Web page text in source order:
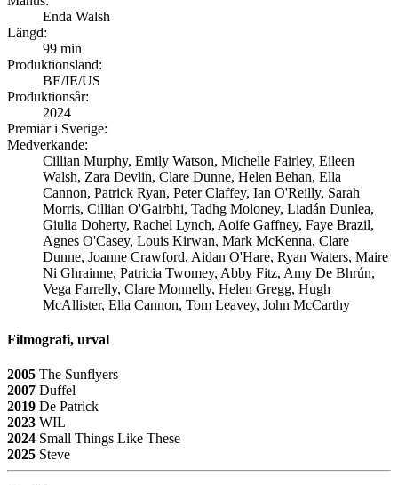
Enda Walsh
Längd:
99 min
Produktionsland:
BE/IE/US
Produktionsår:
2024
Premiär i Sverige:
Medverkande:
Cillian Murphy, Emily Watson, Michelle Fairley, Eileen
Walsh, Zara Devlin, Clare Dunne, Helen Behan, Ella
Cannon, Patrick Ryan, Peter Claffey, Ian O'Reilly, Sarah
Morris, Cillian O'Gairbhi, Tadhg Moloney, Liadán Dunlea,
Giulia Doherty, Rachel Lynch, Aoife Gaffney, Faye Brazil,
Agnes O'Casey, Louis Kirwan, Mark McKenna, Clare
Dunne, Joanne Crawford, Aidan O'Hare, Ryan Waters, Maire
Ni Ghrainne, Patricia Twomey, Abby Fitz, Amy De Bhrún,
Vega Farrelly, Clare Monnelly, Helen Gregg, Hugh
McAllister, Ella Cannon, Tom Leavey, John McCarthy
Filmografi, urval
2005 The Sunflyers
2007 Duffel
2019 De Patrick
2023 WIL
2024 Small Things Like These
2025 Steve